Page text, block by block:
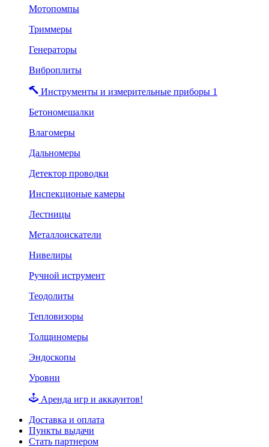
Мотопомпы
Триммеры
Генераторы
Виброплиты
Инструменты и измерительные приборы 1
Бетономешалки
Влагомеры
Дальномеры
Детектор проводки
Инспекционые камеры
Лестницы
Металлоискатели
Нивелиры
Ручной иструмент
Теодолиты
Тепловизоры
Толщиномеры
Эндоскопы
Уровни
Аренда игр и аккаунтов!
Доставка и оплата
Пункты выдачи
Стать партнером